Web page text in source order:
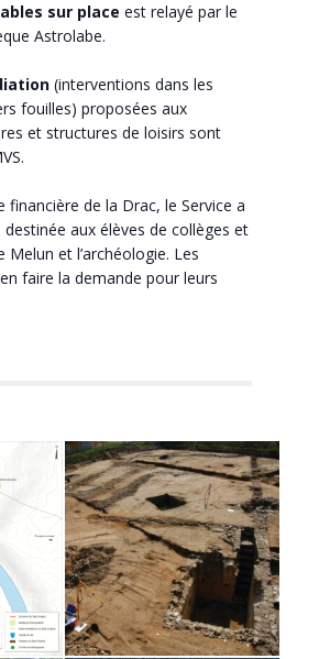
sur place est relayé par le
Astrolabe.
(interventions dans les
fouilles) proposées aux
et structures de loisirs sont
financière de la Drac, le Service a
aux élèves de collèges et
Melun et l’archéologie. Les
faire la demande pour leurs